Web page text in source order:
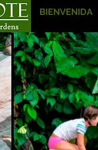
BIENVENIDA